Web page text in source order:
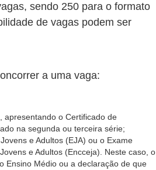
sendo 250 para o formato
de vagas podem ser
a uma vaga:
apresentando o Certificado de
na segunda ou terceira série;
e Adultos (EJA) ou o Exame
e Adultos (Encceja). Neste caso, o
Ensino Médio ou a declaração de que